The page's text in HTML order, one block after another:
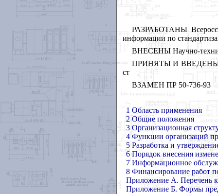
РАЗРАБОТАНЫ
информации по
ВНЕСЕНЫ Научно-
ПРИНЯТЫ И ВВЕДЕНЫ В
ст
ВЗАМЕН ПР 50-736-93
1 Область применения
2 Общие положения
3 Организационная
4 Функции организаций
5 Разработка и
6 Порядок внесения
7 Информационное
8 Финансирование работ
Приложение А. Перечень
Приложение Б.Формы